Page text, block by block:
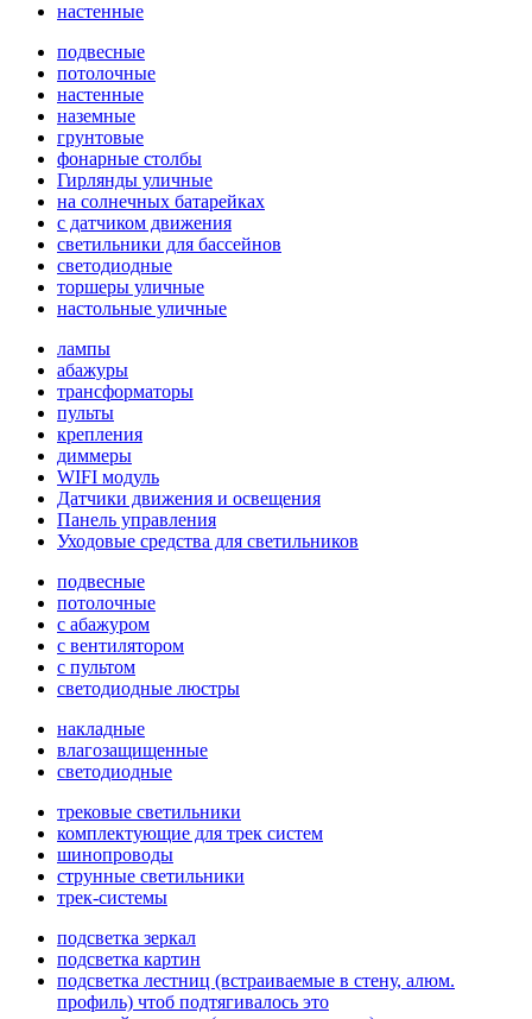
настенные
подвесные
потолочные
настенные
наземные
грунтовые
фонарные столбы
Гирлянды уличные
на солнечных батарейках
с датчиком движения
светильники для бассейнов
светодиодные
торшеры уличные
настольные уличные
лампы
абажуры
трансформаторы
пульты
крепления
диммеры
WIFI модуль
Датчики движения и освещения
Панель управления
Уходовые средства для светильников
подвесные
потолочные
с абажуром
с вентилятором
с пультом
светодиодные люстры
накладные
влагозащищенные
светодиодные
трековые светильники
комплектующие для трек систем
шинопроводы
струнные светильники
трек-системы
подсветка зеркал
подсветка картин
подсветка лестниц (встраиваемые в стену, алюм.
профиль) чтоб подтягивалось это